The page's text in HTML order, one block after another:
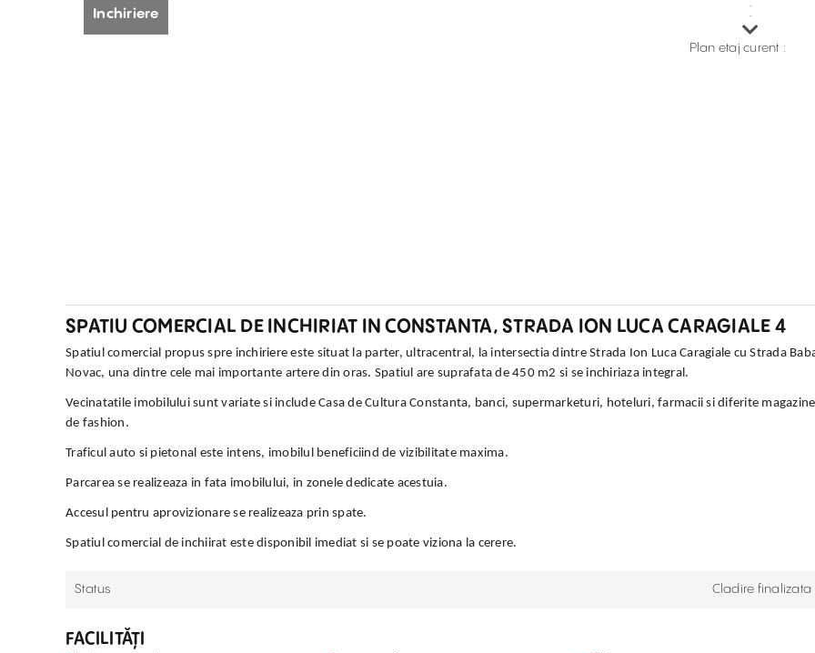
Inchiriere
Plan etaj curent :
SPATIU COMERCIAL DE INCHIRIAT IN CONSTANTA, STRADA ION LUCA CARAGIALE 4
Spatiul comercial propus spre inchiriere este situat la parter, ultracentral, la intersectia dintre Strada Ion Luca Caragiale cu Strada
Novac, una dintre cele mai importante artere din oras. Spatiul are suprafata de 450 m2 si se inchiriaza integral.
Vecinatatile imobilului sunt variate si include Casa de Cultura Constanta, banci, supermarketuri, hoteluri, farmacii si diferite magazine
de fashion.
Traficul auto si pietonal este intens, imobilul beneficiind de vizibilitate maxima.
Parcarea se realizeaza in fata imobilului, in zonele dedicate acestuia.
Accesul pentru aprovizionare se realizeaza prin spate.
Spatiul comercial de inchiirat este disponibil imediat si se poate viziona la cerere.
Status Cladire finalizata
FACILITĂȚI